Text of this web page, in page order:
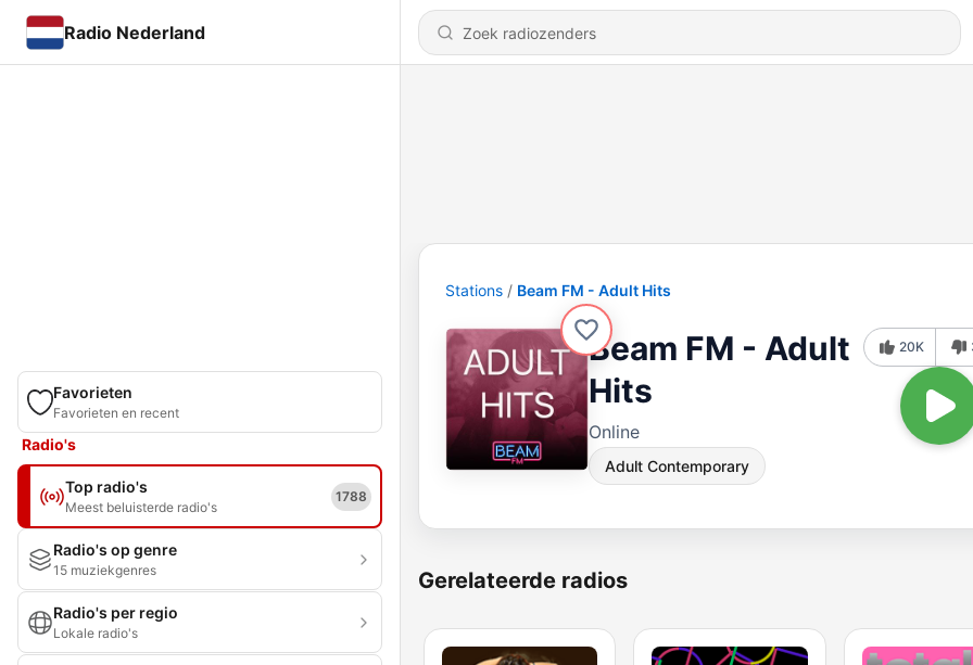
Radio Nederland
Favorieten
Favorieten en recent
Radio's
Top radio's
Meest beluisterde radio's
1788
Radio's op genre
15 muziekgenres
Radio's per regio
Lokale radio's
Stations Beam FM - Adult Hits
Beam FM - Adult
Hits
Online
Adult Contemporary
20K
Gerelateerde radios